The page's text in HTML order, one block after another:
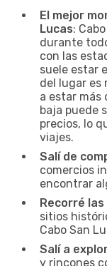
El mejor
Lucas:
durante
con las
suele estar
del lugar es
a estar más
baja puede
precios, lo
viajes.
Salí de
comercios
encontrar
Recorré
sitios
Cabo San
Salí a
y rincones